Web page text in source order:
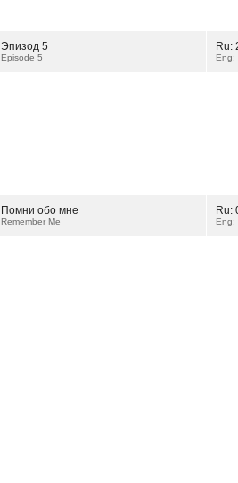
Эпизод 5
Episode 5
Ru:
Eng:
Помни обо мне
Remember Me
Ru:
Eng: